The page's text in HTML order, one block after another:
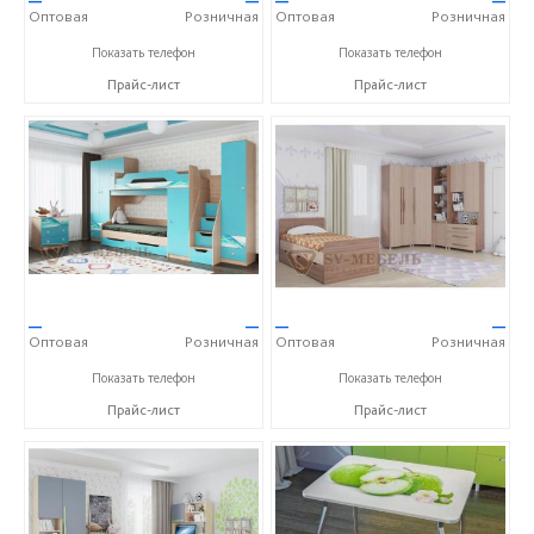
Оптовая Розничная
+7 (800) 250-63-00
Показать телефон
Прайс-лист
Оптовая Розничная
+7 (800) 250-63-00
Показать телефон
Прайс-лист
—
Оптовая
—
Розничная
+7 (800) 250-63-00
Показать телефон
Прайс-лист
—
Оптовая
—
Розничная
+7 (800) 250-63-00
Показать телефон
Прайс-лист